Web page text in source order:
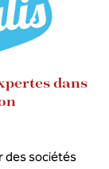
dans
des sociétés